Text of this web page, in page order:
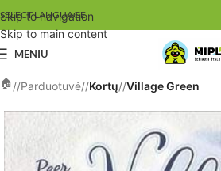
Skip to navigation
Skip to main content
SELECT LANGUAGE
MENIU
/ Parduotuvė/ Kortų/ Village Green